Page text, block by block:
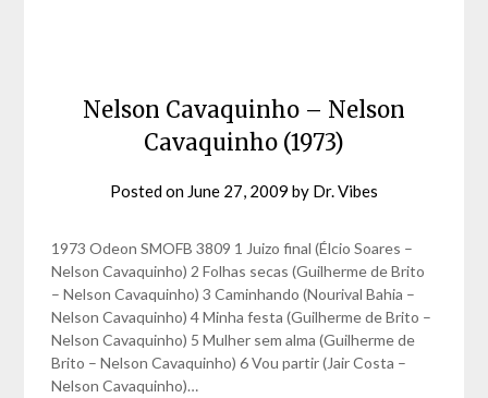
Nelson Cavaquinho – Nelson
Cavaquinho (1973)
Posted on June 27, 2009 by Dr. Vibes
1973 Odeon SMOFB 3809 1 Juizo final (Élcio Soares –
Nelson Cavaquinho) 2 Folhas secas (Guilherme de Brito
– Nelson Cavaquinho) 3 Caminhando (Nourival Bahia –
Nelson Cavaquinho) 4 Minha festa (Guilherme de Brito –
Nelson Cavaquinho) 5 Mulher sem alma (Guilherme de
Brito – Nelson Cavaquinho) 6 Vou partir (Jair Costa –
Nelson Cavaquinho)…